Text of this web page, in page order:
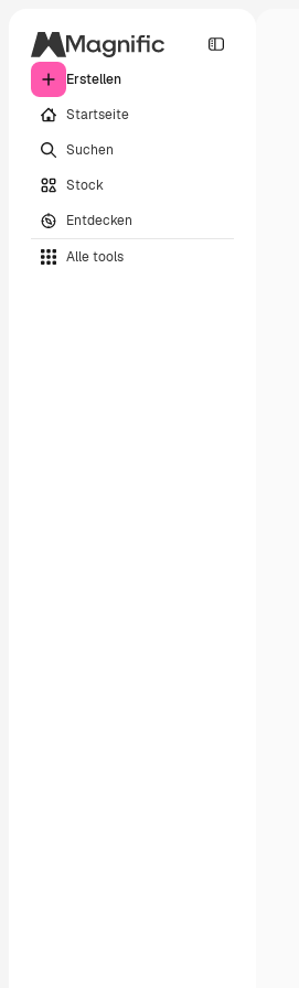
Erstellen
Startseite
Suchen
Stock
Entdecken
Alle tools